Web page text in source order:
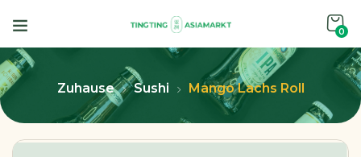
0
Zuhause Sushi Mango Lachs Roll